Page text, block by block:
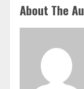
About The